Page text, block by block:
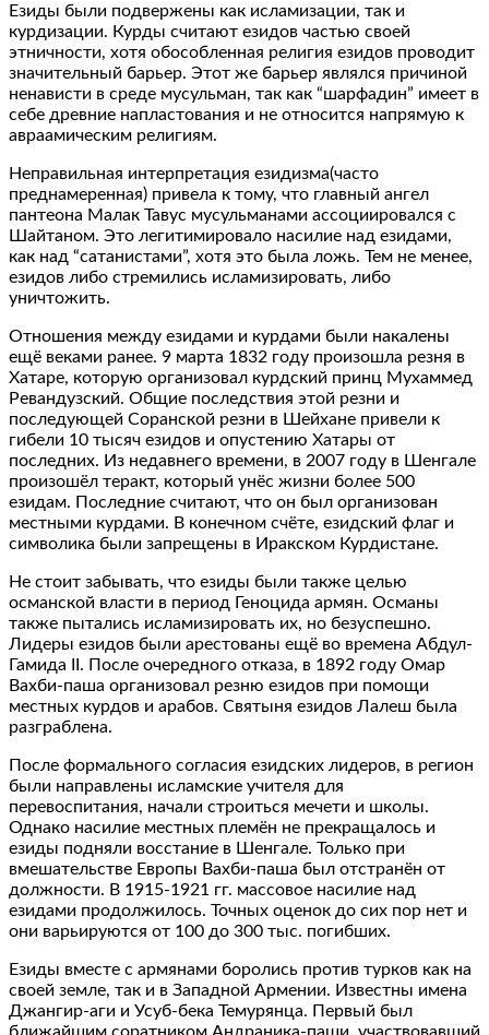
Езиды были подвержены как исламизации, так и
курдизации. Курды считают езидов частью своей
этничности, хотя обособленная религия езидов проводит
значительный барьер. Этот же барьер являлся причиной
ненависти в среде мусульман, так как “шарфадин” имеет в
себе древние напластования и не относится напрямую к
авраамическим религиям.
Неправильная интерпретация езидизма(часто
преднамеренная) привела к тому, что главный ангел
пантеона Малак Тавус мусульманами ассоциировался с
Шайтаном. Это легитимировало насилие над езидами,
как над “сатанистами”, хотя это была ложь. Тем не менее,
езидов либо стремились исламизировать, либо
уничтожить.
Отношения между езидами и курдами были накалены
ещё веками ранее. 9 марта 1832 году произошла резня в
Хатаре, которую организовал курдский принц Мухаммед
Ревандузский. Общие последствия этой резни и
последующей Соранской резни в Шейхане привели к
гибели 10 тысяч езидов и опустению Хатары от
последних. Из недавнего времени, в 2007 году в Шенгале
произошёл теракт, который унёс жизни более 500
езидам. Последние считают, что он был организован
местными курдами. В конечном счёте, езидский флаг и
символика были запрещены в Иракском Курдистане.
Не стоит забывать, что езиды были также целью
османской власти в период Геноцида армян. Османы
также пытались исламизировать их, но безуспешно.
Лидеры езидов были арестованы ещё во времена Абдул-
Гамида II. После очередного отказа, в 1892 году Омар
Вахби-паша организовал резню езидов при помощи
местных курдов и арабов. Святыня езидов Лалеш была
разграблена.
После формального согласия езидских лидеров, в регион
были направлены исламские учителя для
перевоспитания, начали строиться мечети и школы.
Однако насилие местных племён не прекращалось и
езиды подняли восстание в Шенгале. Только при
вмешательстве Европы Вахби-паша был отстранён от
должности. В 1915-1921 гг. массовое насилие над
езидами продолжилось. Точных оценок до сих пор нет и
они варьируются от 100 до 300 тыс. погибших.
Езиды вместе с армянами боролись против турков как на
своей земле, так и в Западной Армении. Известны имена
Джангир-аги и Усуб-бека Темурянца. Первый был